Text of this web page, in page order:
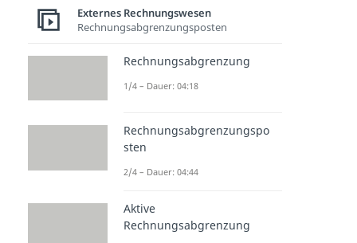
Externes Rechnungswesen
Rechnungsabgrenzungsposten
Rechnungsabgrenzung
1/4 – Dauer: 04:18
Rechnungsabgrenzungspo
sten
2/4 – Dauer: 04:44
Aktive
Rechnungsabgrenzung